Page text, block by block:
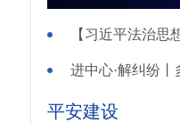
平安建设